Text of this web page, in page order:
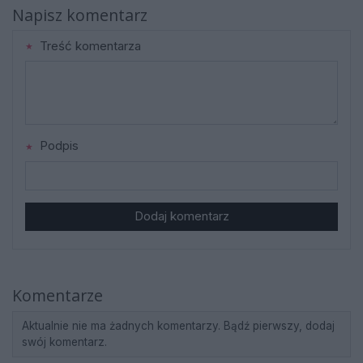
Napisz komentarz
Treść komentarza
Podpis
Dodaj komentarz
Komentarze
Aktualnie nie ma żadnych komentarzy. Bądź pierwszy, dodaj
swój komentarz.